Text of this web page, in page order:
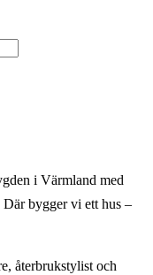
i Värmland med
bygger vi ett hus –
återbrukstylist och